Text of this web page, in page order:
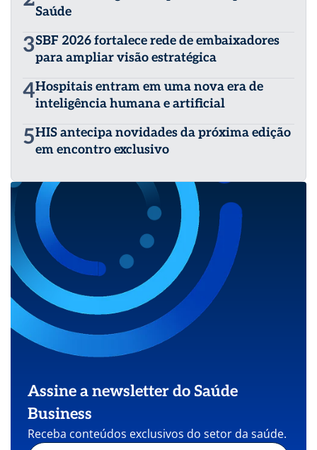
Saúde
3SBF 2026 fortalece rede de embaixadores
para ampliar visão estratégica
4Hospitais entram em uma nova era de
inteligência humana e artificial
5HIS antecipa novidades da próxima edição
em encontro exclusivo
Assine a newsletter do Saúde
Business
Receba conteúdos exclusivos do setor da saúde.